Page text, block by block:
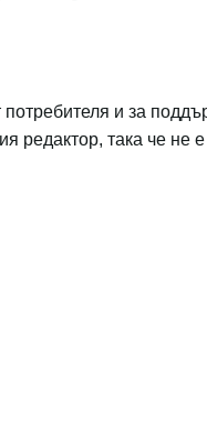
и за
редактор, така че не